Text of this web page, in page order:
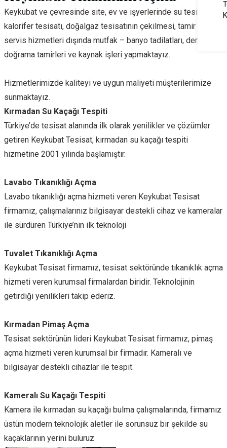
Keykubat ve çevresinde site, ev ve işyerlerinde su tesisatı,
kalorifer tesisatı, doğalgaz tesisatının çekilmesi, tamir ve
servis hizmetleri dışında mutfak – banyo tadilatları, demir
doğrama tamirleri ve kaynak işleri yapmaktayız.
Hizmetlerimizde kaliteyi ve uygun maliyeti müşterilerimize
sunmaktayız.
Kırmadan Su Kaçağı Tespiti
Türkiye’de tesisat alanında ilk olarak yenilikler ve çözümler
getiren Keykubat Tesisat, kırmadan su kaçağı tespiti
hizmetine 2001 yılında başlamıştır.
Lavabo Tıkanıklığı Açma
Lavabo tıkanıklığı açma hizmeti veren Keykubat Tesisat
firmamız, çalışmalarınız bilgisayar destekli cihaz ve kameralar
ile sürdüren Türkiye’nin ilk teknoloji
Tuvalet Tıkanıklığı Açma
Keykubat Tesisat firmamız, tesisat sektöründe tıkanıklık açma
hizmeti veren kurumsal firmalardan biridir. Teknolojinin
getirdiği yenilikleri takip ederiz.
Kırmadan Pimaş Açma
Tesisat sektörünün lideri Keykubat Tesisat firmamız, pimaş
açma hizmeti veren kurumsal bir firmadır. Kameralı ve
bilgisayar destekli cihazlar ile tespit.
Kameralı Su Kaçağı Tespiti
Kamera ile kırmadan su kaçağı bulma çalışmalarında, firmamız
üstün modern teknolojik aletler ile sorunsuz bir şekilde su
kaçaklarının yerini buluruz